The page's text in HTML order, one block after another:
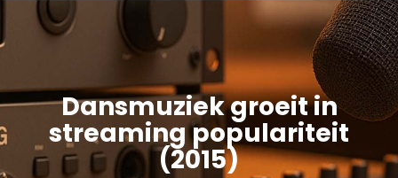
Dansmuziek groeit in
streaming populariteit
(2015)